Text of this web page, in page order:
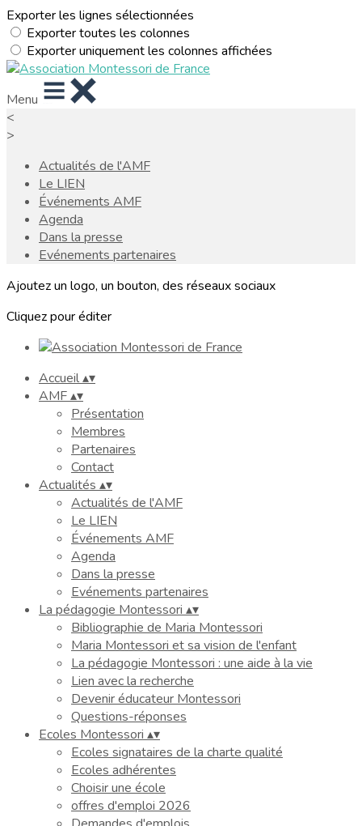
Exporter les lignes sélectionnées
Exporter toutes les colonnes
Exporter uniquement les colonnes affichées
Menu
<
>
Actualités de l'AMF
Le LIEN
Événements AMF
Agenda
Dans la presse
Evénements partenaires
Ajoutez un logo, un bouton, des réseaux sociaux
Cliquez pour éditer
Accueil▴▾
AMF▴▾
Présentation
Membres
Partenaires
Contact
Actualités ▴▾
Actualités de l'AMF
Le LIEN
Événements AMF
Agenda
Dans la presse
Evénements partenaires
La pédagogie Montessori ▴▾
Bibliographie de Maria Montessori
Maria Montessori et sa vision de l'enfant
La pédagogie Montessori : une aide à la vie
Lien avec la recherche
Devenir éducateur Montessori
Questions-réponses
Ecoles Montessori ▴▾
Ecoles signataires de la charte qualité
Ecoles adhérentes
Choisir une école
offres d'emploi 2026